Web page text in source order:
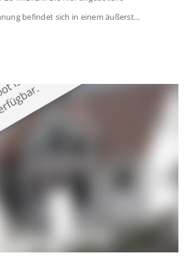
befindet sich in einem äußerst
und eine hochwertige Ausstattung, die
mit einem stilvollen Ambiente